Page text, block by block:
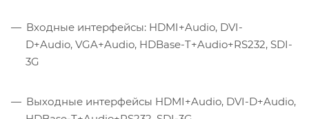
Входные интерфейсы: HDMI+Audio, DVI-
D+Audio, VGA+Audio, HDBase-T+Audio+RS232, SDI-
3G
Выходные интерфейсы HDMI+Audio, DVI-D+Audio,